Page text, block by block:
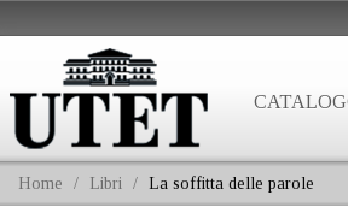
Home / Libri / La soffitta delle parole